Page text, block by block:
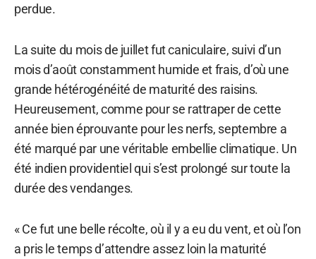
perdue.
La suite du mois de juillet fut caniculaire, suivi d’un
mois d’août constamment humide et frais, d’où une
grande hétérogénéité de maturité des raisins.
Heureusement, comme pour se rattraper de cette
année bien éprouvante pour les nerfs, septembre a
été marqué par une véritable embellie climatique. Un
été indien providentiel qui s’est prolongé sur toute la
durée des vendanges.
« Ce fut une belle récolte, où il y a eu du vent, et où l’on
a pris le temps d’attendre assez loin la maturité